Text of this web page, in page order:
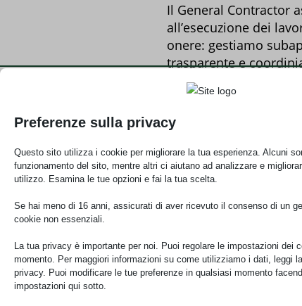
Il General Contractor
all’esecuzione dei
onere: gestiamo
trasparente e
verificata e pronta
concordati.
Il preventivo è
Assolutamente sì.
Per noi la precisione
conoscitivo,
tecnico e offrire una
Chi si occupa
Sappiamo quanto le
Preferenze sulla privacy
Questo sito utilizza i cookie per migliorare la tua esperienza. Alcuni
funzionamento del sito, mentre altri ci aiutano ad analizzare e
utilizzo. Esamina le tue opzioni e fai la tua scelta.
Se hai meno di 16 anni, assicurati di aver ricevuto il consenso di un
cookie non essenziali.
La tua privacy è importante per noi. Puoi regolare le impostazioni dei
momento. Per maggiori informazioni su come utilizziamo i dati, leggi
privacy. Puoi modificare le tue preferenze in qualsiasi momento
impostazioni qui sotto.